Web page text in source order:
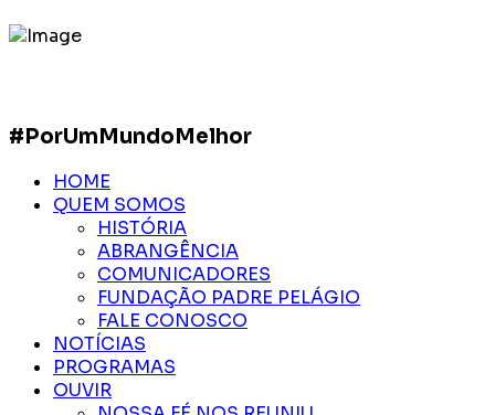
#PorUmMundoMelhor
HOME
QUEM SOMOS
HISTÓRIA
ABRANGÊNCIA
COMUNICADORES
FUNDAÇÃO PADRE PELÁGIO
FALE CONOSCO
NOTÍCIAS
PROGRAMAS
OUVIR